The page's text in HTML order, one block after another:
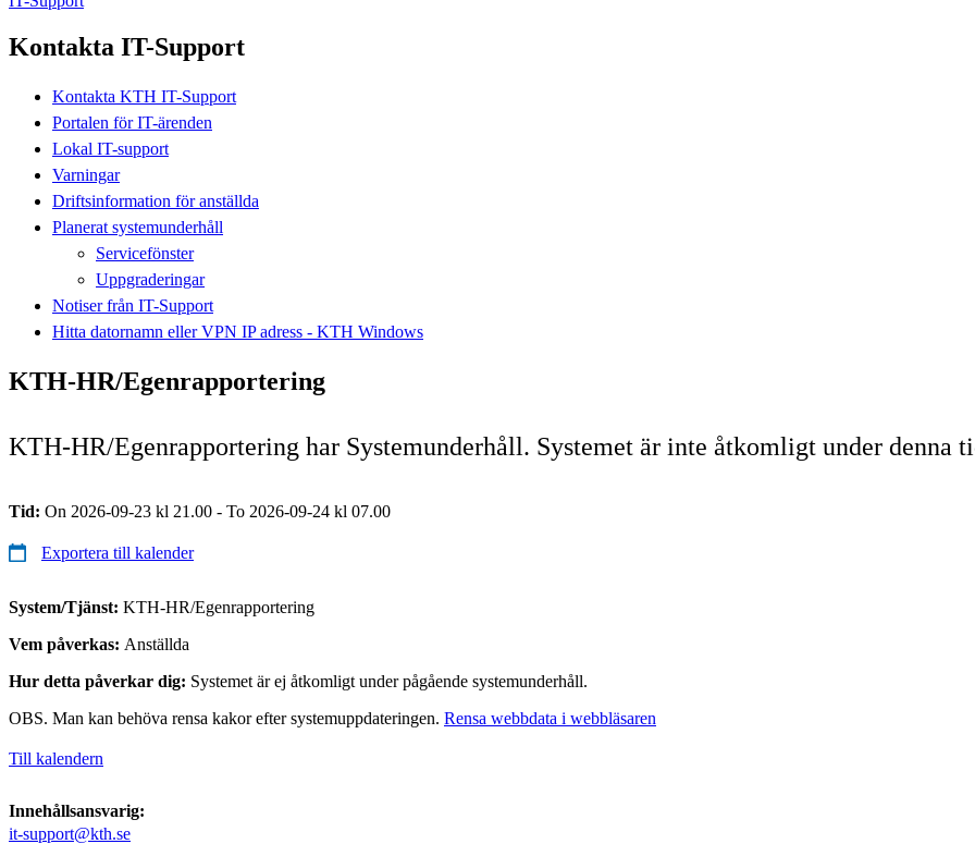
Kontakta IT-Support
Kontakta KTH IT-Support
Portalen för IT-ärenden
Lokal IT-support
Varningar
Driftsinformation för anställda
Planerat systemunderhåll
Servicefönster
Uppgraderingar
Notiser från IT-Support
Hitta datornamn eller VPN IP adress - KTH Windows
KTH-HR/Egenrapportering
KTH-HR/Egenrapportering har Systemunderhåll. Systemet är inte åtkomligt under denna
Tid: On 2026-09-23 kl 21.00 - To 2026-09-24 kl 07.00
Exportera till kalender
System/Tjänst: KTH-HR/Egenrapportering
Vem påverkas: Anställda
Hur detta påverkar dig: Systemet är ej åtkomligt under pågående systemunderhåll.
OBS. Man kan behöva rensa kakor efter systemuppdateringen. Rensa webbdata i webbläsaren
Till kalendern
Innehållsansvarig:
it-support@kth.se